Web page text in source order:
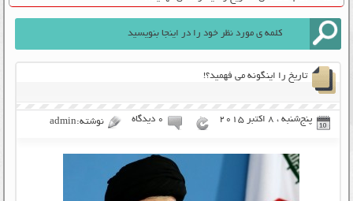
تاریخ را اینگونه می فهمید؟!
پنج‌شنبه ، 8 اکتبر 2015 ۰ دیدگاه نوشته:admin